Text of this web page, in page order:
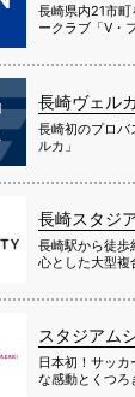
長崎県内21市
ークラブ「V・
長崎ヴェルカ
長崎初のプロバ
ルカ」
長崎スタジ
長崎駅から徒歩
心とした大型複
スタジアム
日本初！サッ
な感動とくつろ